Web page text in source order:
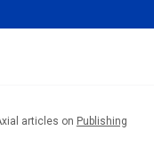
articles on Publishing